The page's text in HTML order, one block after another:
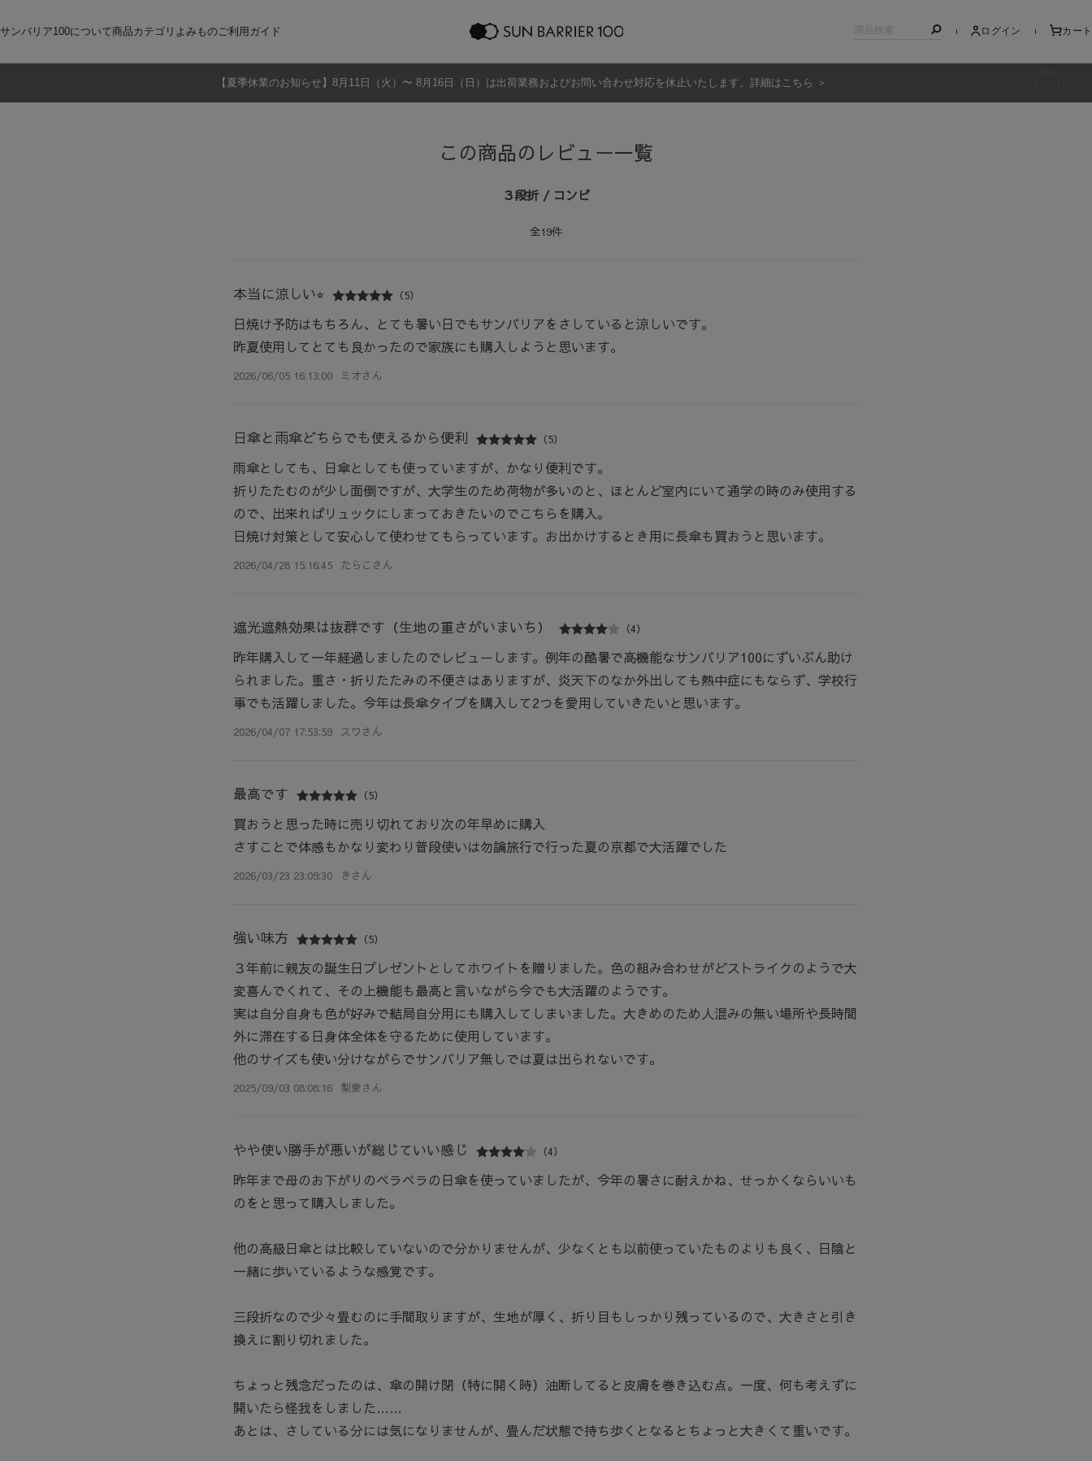
サンバリア100について商品カテゴリ よみものご利用ガイド ログイン カート
【夏季休業のお知らせ】8月11日（火）〜 8月16日（日）は出荷業務およびお問い合わせ対応を休止いたします。詳細はこちら ＞
この商品のレビュー一覧
３段折 / コンビ
全19件
本当に涼しい⭐︎ （5）
日焼け予防はもちろん、とても暑い日でもサンバリアをさしていると涼しいです。
昨夏使用してとても良かったので家族にも購入しようと思います。
2026/06/05 16:13:00 ミオさん
日傘と雨傘どちらでも使えるから便利 （5）
雨傘としても、日傘としても使っていますが、かなり便利です。
折りたたむのが少し面倒ですが、大学生のため荷物が多いのと、ほとんど室内にいて通学の時のみ使用する
ので、出来ればリュックにしまっておきたいのでこちらを購入。
日焼け対策として安心して使わせてもらっています。お出かけするとき用に長傘も買おうと思います。
2026/04/28 15:16:45 たらこさん
遮光遮熱効果は抜群です（生地の重さがいまいち） （4）
昨年購入して一年経過しましたのでレビューします。例年の酷暑で高機能なサンバリア100にずいぶん助け
られました。重さ・折りたたみの不便さはありますが、炎天下のなか外出しても熱中症にもならず、学校行
事でも活躍しました。今年は長傘タイプを購入して2つを愛用していきたいと思います。
2026/04/07 17:53:59 スワさん
最高です （5）
買おうと思った時に売り切れており次の年早めに購入
さすことで体感もかなり変わり普段使いは勿論旅行で行った夏の京都で大活躍でした
2026/03/23 23:09:30 きさん
強い味方 （5）
３年前に親友の誕生日プレゼントとしてホワイトを贈りました。色の組み合わせがどストライクのようで大
変喜んでくれて、その上機能も最高と言いながら今でも大活躍のようです。
実は自分自身も色が好みで結局自分用にも購入してしまいました。大きめのため人混みの無い場所や長時間
外に滞在する日身体全体を守るために使用しています。
他のサイズも使い分けながらでサンバリア無しでは夏は出られないです。
2025/09/03 08:08:16 梨愛さん
やや使い勝手が悪いが総じていい感じ （4）
昨年まで母のお下がりのペラペラの日傘を使っていましたが、今年の暑さに耐えかね、せっかくならいいも
のをと思って購入しました。
他の高級日傘とは比較していないので分かりませんが、少なくとも以前使っていたものよりも良く、日陰と
一緒に歩いているような感覚です。
三段折なので少々畳むのに手間取りますが、生地が厚く、折り目もしっかり残っているので、大きさと引き
換えに割り切れました。
ちょっと残念だったのは、傘の開け閉（特に開く時）油断してると皮膚を巻き込む点。一度、何も考えずに
開いたら怪我をしました……
あとは、さしている分には気になりませんが、畳んだ状態で持ち歩くとなるとちょっと大きくて重いです。